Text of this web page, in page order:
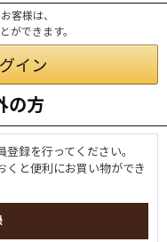
客様は、
ができます。
の方
録を行ってください。
くと便利にお買い物ができ